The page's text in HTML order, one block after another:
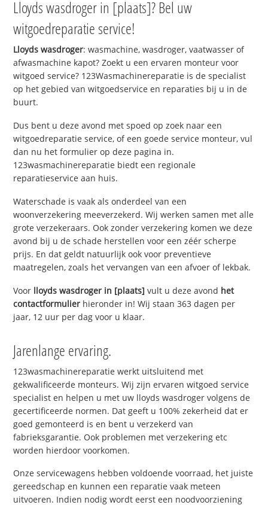
Lloyds wasdroger in [plaats]? Bel uw
witgoedreparatie service!
Lloyds wasdroger: wasmachine, wasdroger, vaatwasser of
afwasmachine kapot? Zoekt u een ervaren monteur voor
witgoed service? 123Wasmachinereparatie is de specialist
op het gebied van witgoedservice en reparaties bij u in de
buurt.
Dus bent u deze avond met spoed op zoek naar een
witgoedreparatie service, of een goede service monteur, vul
dan nu het formulier op deze pagina in.
123wasmachinereparatie biedt een regionale
reparatieservice aan huis.
Waterschade is vaak als onderdeel van een
woonverzekering meeverzekerd. Wij werken samen met alle
grote verzekeraars. Ook zonder verzekering komen we deze
avond bij u de schade herstellen voor een zéér scherpe
prijs. En dat geldt natuurlijk ook voor preventieve
maatregelen, zoals het vervangen van een afvoer of lekbak.
Voor lloyds wasdroger in [plaats] vult u deze avond het
contactformulier hieronder in! Wij staan 363 dagen per
jaar, 12 uur per dag voor u klaar.
Jarenlange ervaring.
123wasmachinereparatie werkt uitsluitend met
gekwalificeerde monteurs. Wij zijn ervaren witgoed service
specialist en helpen u met uw lloyds wasdroger volgens de
gecertificeerde normen. Dat geeft u 100% zekerheid dat er
goed gemonteerd is en bent u verzekerd van
fabrieksgarantie. Ook problemen met verzekering etc
worden hierdoor voorkomen.
Onze servicewagens hebben voldoende voorraad, het juiste
gereedschap en kunnen een reparatie vaak meteen
uitvoeren. Indien nodig wordt eerst een noodvoorziening